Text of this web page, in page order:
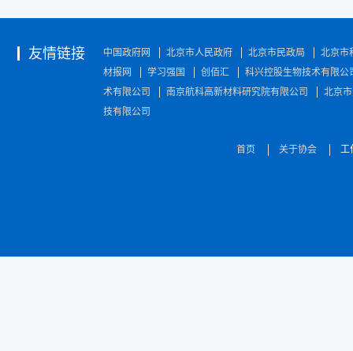
友情链接 中国政府网 北京市人民政府 北京市民政局
北京市
材报网
学习强国 创佰汇
科兴控股生物技术有限公
术有限公司
南京航科高新材料研究院有限公司
北京
技有限公司
首页 关于协会 工